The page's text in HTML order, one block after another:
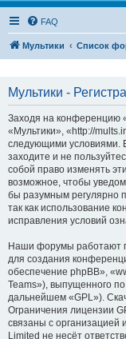
FAQ
Мультики Список
Мультики -
Заходя на конференцию
«Мультики», «http://
следующими условиями.
заходите и не
собой право изменять
возможное, чтобы
бы разумным регулярно
так как использование
исправления условий
Наши форумы работают
для создания
обеспечение phpBB»,
Teams»), выпущенного
дальнейшем «GPL»).
Ограничения лицензии
связаны с организацией
Limited не несёт